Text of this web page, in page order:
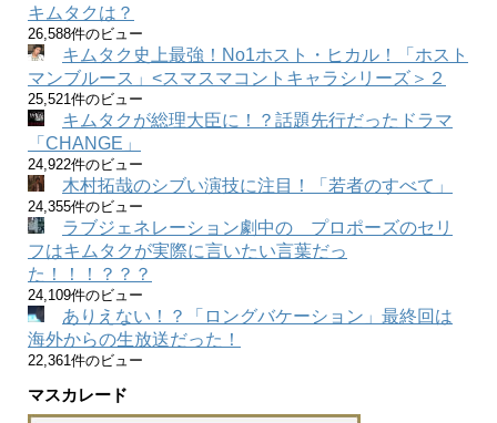
キムタクは？
26,588件のビュー
キムタク史上最強！No1ホスト・ヒカル！「ホスト
マンブルース」<スマスマコントキャラシリーズ＞２
25,521件のビュー
キムタクが総理大臣に！？話題先行だったドラマ
「CHANGE」
24,922件のビュー
木村拓哉のシブい演技に注目！「若者のすべて」
24,355件のビュー
ラブジェネレーション劇中の プロポーズのセリ
フはキムタクが実際に言いたい言葉だっ
た！！！？？？
24,109件のビュー
ありえない！？「ロングバケーション」最終回は
海外からの生放送だった！
22,361件のビュー
マスカレード